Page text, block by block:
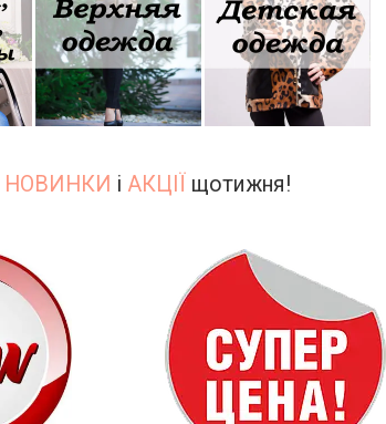
НОВИНКИ і АКЦІЇ щотижня!